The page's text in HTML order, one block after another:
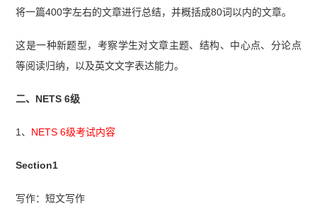
将一篇400字左右的文章进行总结，并概括成80词以内的文章。
这是一种新题型，考察学生对文章主题、结构、中心点、分论点
等阅读归纳，以及英文文字表达能力。
二、NETS 6级
1、 NETS 6级考试内容
Section1
写作：短文写作